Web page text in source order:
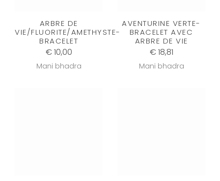
ARBRE DE
VIE/FLUORITE/AMETHYSTE-
BRACELET
€ 10,00
Mani bhadra
AVENTURINE VERTE-
BRACELET AVEC
ARBRE DE VIE
€ 18,81
Mani bhadra